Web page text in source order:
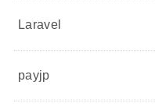
Laravel
payjp